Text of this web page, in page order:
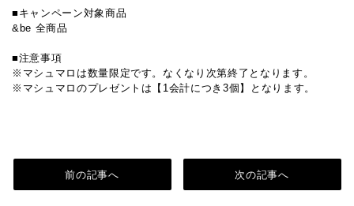
■キャンペーン対象商品
&be 全商品
■注意事項
※マシュマロは数量限定です。なくなり次第終了となります。
※マシュマロのプレゼントは【1会計につき3個】となります。
前の記事へ 次の記事へ